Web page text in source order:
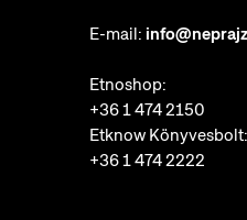
E-mail:
Etnoshop:
+36 1 474 2150
Etknow Könyvesbolt:
+36 1 474 2222